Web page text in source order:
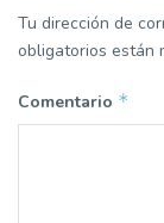
Tu dirección de
obligatorios están
Comentario *